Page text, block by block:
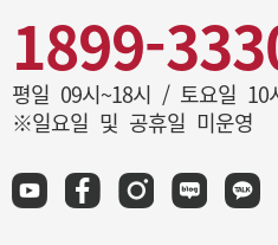
1899-
평일 09시~18시 / 토요일 10
※일요일 및 공휴일 미운영